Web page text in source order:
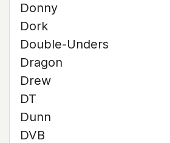
Donny
Dork
Double-Unders
Dragon
Drew
DT
Dunn
DVB